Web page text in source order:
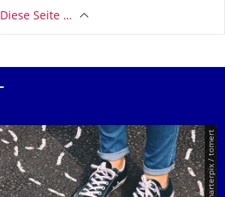
Diese Seite …
© Smarterpix / tomert